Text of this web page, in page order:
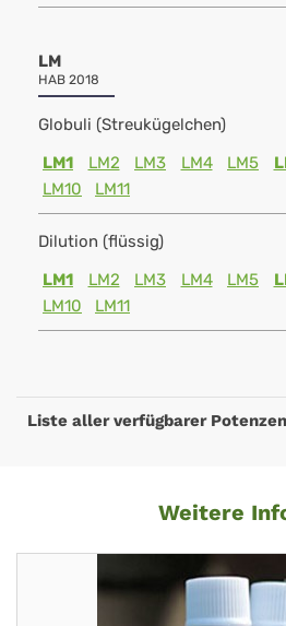
LM
HAB 2018
Globuli (Streukügelchen)
LM1
LM2 LM3 LM4 LM5
LM10
LM11
Dilution (flüssig)
LM1
LM2 LM3 LM4 LM5
LM10
LM11
Liste aller verfügbarer Potenzen
Weitere